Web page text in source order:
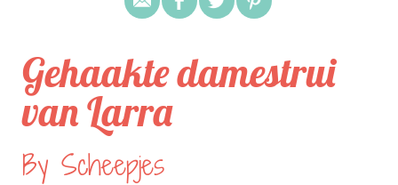
Gehaakte damestrui
van Larra
By Scheepjes